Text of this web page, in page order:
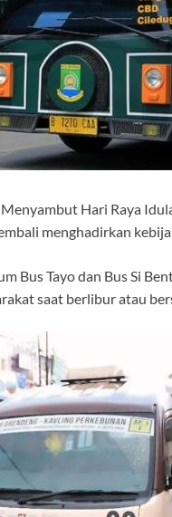
Hari Raya
menghadirkan
Bus Tayo dan Bus Si
saat berlibur atau